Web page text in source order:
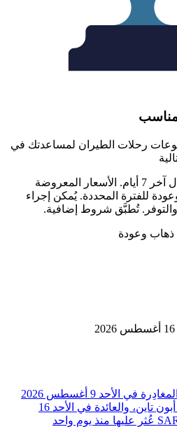
الطيران لمساعدتك في
كانت هذه الأسعار متوفرة خلال آخر 7 أيام. الأسعار المعروضة
المحددة. يُمكن إجراء
تُطبَّق شروط إضافية.
من ⁦جزيرة إيبيزا⁩ إلى ⁦نيوكاسل أبون تاين⁩، والعائدة في ⁦الأحد 16